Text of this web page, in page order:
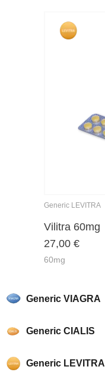
Generic VIAGRA
Generic CIALIS
Generic LEVITRA
Generic LEVITRA
Vilitra 60mg
27,00 €
60mg